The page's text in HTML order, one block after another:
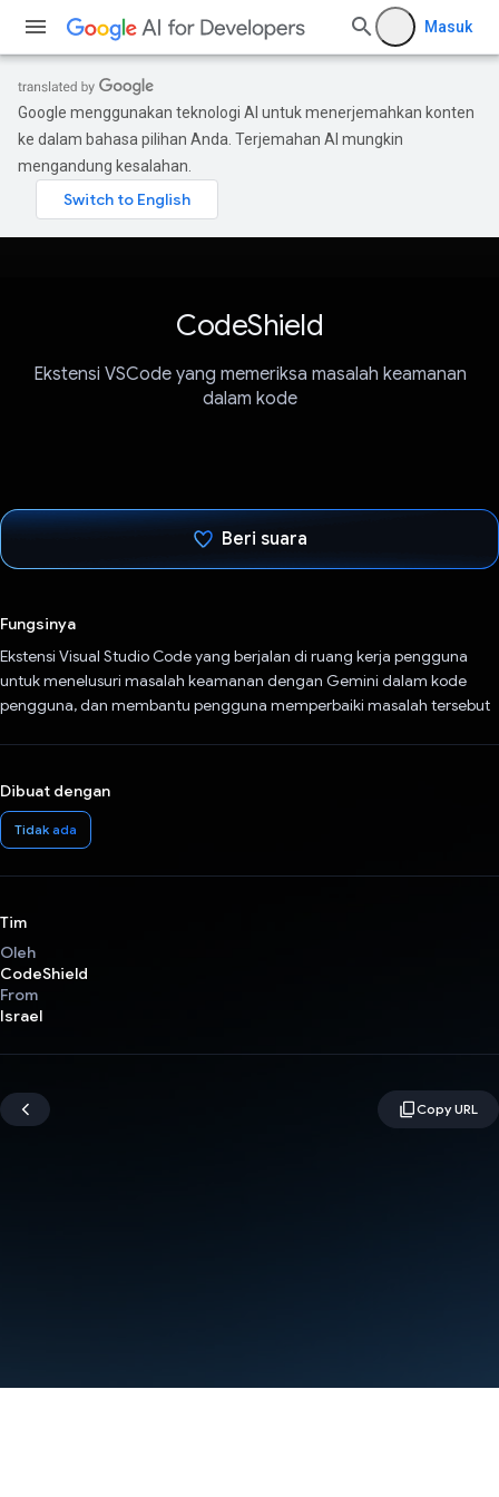
Masuk
Google menggunakan teknologi AI untuk menerjemahkan konten
ke dalam bahasa pilihan Anda. Terjemahan AI mungkin
mengandung kesalahan.
CodeShield
Ekstensi VSCode yang memeriksa masalah keamanan
dalam kode
Beri suara
Fungsinya
Ekstensi Visual Studio Code yang berjalan di ruang kerja pengguna
untuk menelusuri masalah keamanan dengan Gemini dalam kode
pengguna, dan membantu pengguna memperbaiki masalah tersebut
Dibuat dengan
Tidak ada
Tim
Oleh
CodeShield
From
Israel